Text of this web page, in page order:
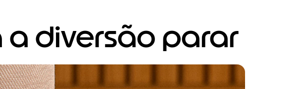
a diversão parar